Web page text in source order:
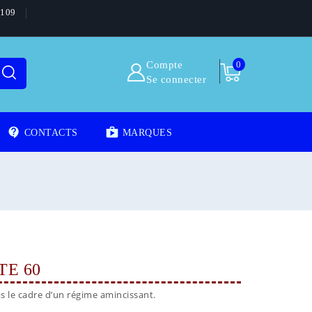
Compte
Se connecter
0
contact_support CONTACTS shoppingmode
MARQUES
60
le cadre d’un régime amincissant.